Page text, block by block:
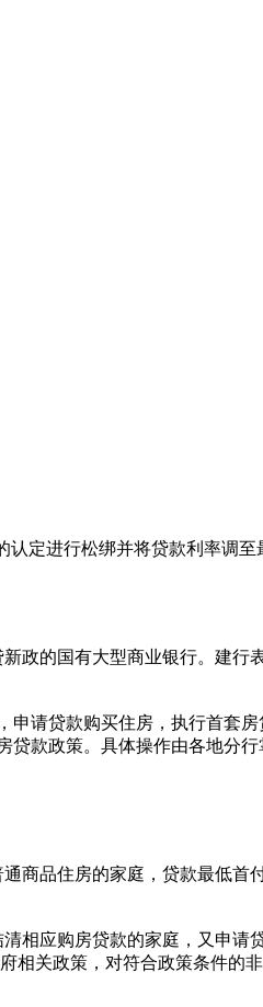
定进行松绑并将贷款利率调至
政的国有大型商业银行。建行
请贷款购买住房，执行首套
款政策。具体操作由各地分行
商品住房的家庭，贷款最低首
相应购房贷款的家庭，又申请
相关政策，对符合政策条件的